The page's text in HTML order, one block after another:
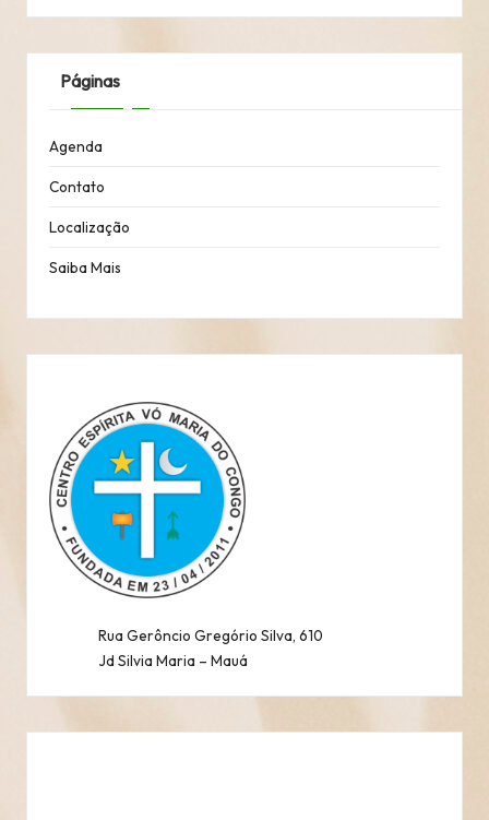
Páginas
Agenda
Contato
Localização
Saiba Mais
Rua Gerôncio Gregório Silva, 610
Jd Silvia Maria – Mauá